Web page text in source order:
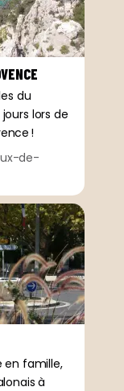
du
lors de
!
de-
en famille,
à